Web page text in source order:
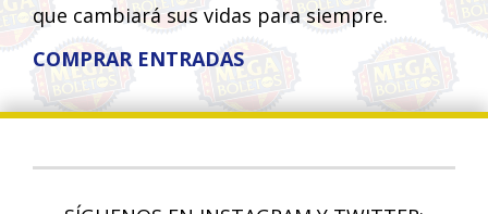
que cambiará sus vidas para siempre.
COMPRAR ENTRADAS